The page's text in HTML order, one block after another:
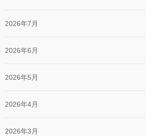
2026年7月
2026年6月
2026年5月
2026年4月
2026年3月